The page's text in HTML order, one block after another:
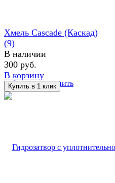
избранное сравнить
Хмель Cascade (Каскад)
(9)
В наличии
300 руб.
В корзину